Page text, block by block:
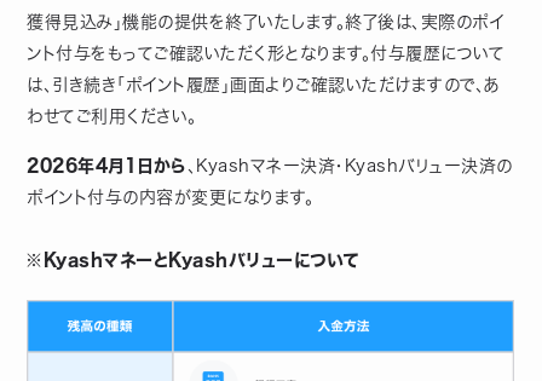
獲得見込み」機能の提供を終了いたします。終了後は、実際のポイ
ント付与をもってご確認いただく形となります。付与履歴について
は、引き続き「ポイント履歴」画面よりご確認いただけますので、あ
わせてご利用ください。
2026年4月1日から、Kyashマネー決済・Kyashバリュー決済の
ポイント付与の内容が変更になります。
※KyashマネーとKyashバリューについて